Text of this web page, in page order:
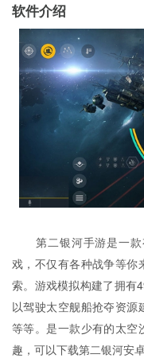
软件介绍
第二银河手游是一款
戏，不仅有各种战争等你
索。游戏模拟构建了拥有
以驾驶太空舰船抢夺资源
等等。是一款少有的太空
趣，可以下载第二银河安